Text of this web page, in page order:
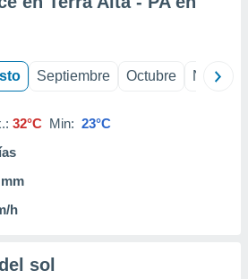
Septiembre Octubre
32°C Min: 23°C
h
sol